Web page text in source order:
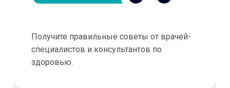
Получите правильные советы от врачей-
специалистов и консультантов по
здоровью.